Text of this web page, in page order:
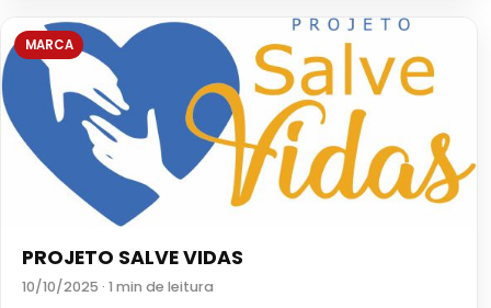
MARCA
PROJETO SALVE VIDAS
10/10/2025 · 1 min de leitura